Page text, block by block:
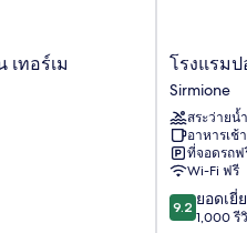
เทอร์เม
โรง
แรม
ปอร์
โต
อัซ
ซูร์
โร
Sirmione
โรงแรม
Sirmione
สระว่ายน้ำ
อาหารเช้
ที่จอดรถฟ
Wi-Fi ฟรี
9.2
จาก
9.2 ยอดเยี่
1,000 รี